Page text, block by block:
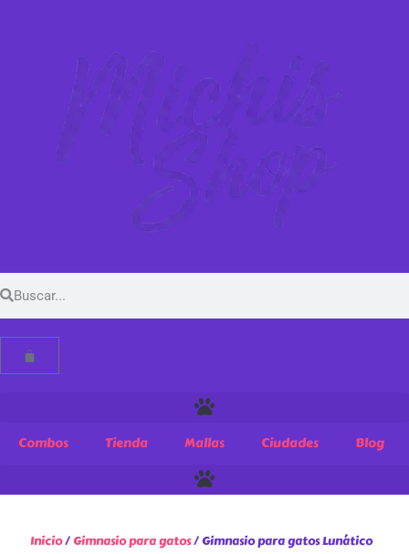
Combos Tienda Mallas Ciudades Blog
Inicio/Gimnasio para gatos/ Gimnasio para gatos Lunático